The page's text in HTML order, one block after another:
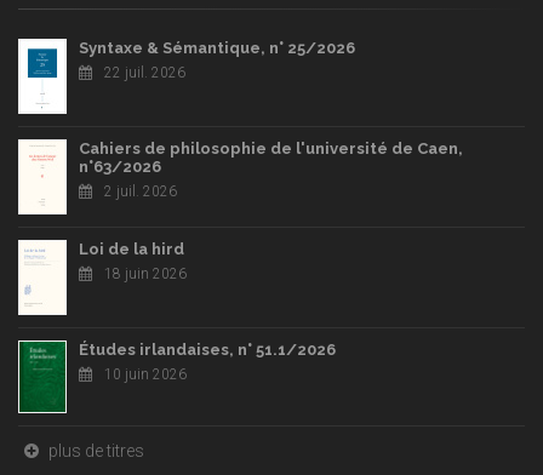
Syntaxe & Sémantique, n° 25/2026
22 juil. 2026
Cahiers de philosophie de l'université de Caen,
n°63/2026
2 juil. 2026
Loi de la hird
18 juin 2026
Études irlandaises, n° 51.1/2026
10 juin 2026
plus de titres